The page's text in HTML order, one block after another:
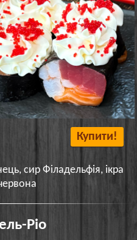
Купити!
сир Філадельфія, ікра
Ріо